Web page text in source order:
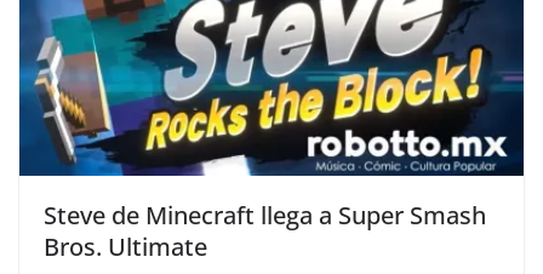
Steve de Minecraft llega a Super Smash
Bros. Ultimate